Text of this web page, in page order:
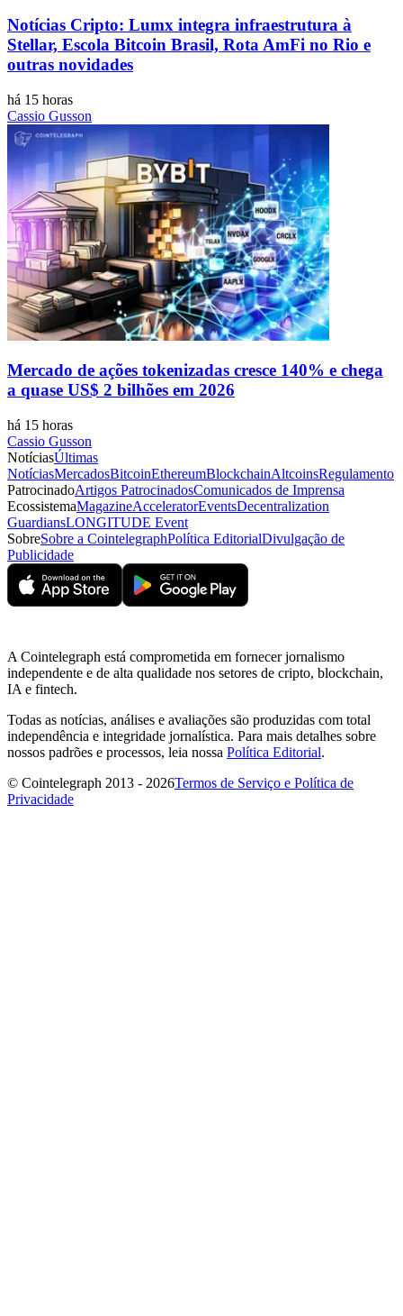
Notícias Cripto: Lumx integra infraestrutura à
Stellar, Escola Bitcoin Brasil, Rota AmFi no Rio e
outras novidades
há 15 horas
Cassio Gusson
Mercado de ações tokenizadas cresce 140% e chega
a quase US$ 2 bilhões em 2026
há 15 horas
Cassio Gusson
NotíciasÚltimas
NotíciasMercadosBitcoinEthereumBlockchainAltcoinsRegulamento
PatrocinadoArtigos PatrocinadosComunicados de Imprensa
EcossistemaMagazineAcceleratorEventsDecentralization
GuardiansLONGITUDE Event
SobreSobre a CointelegraphPolítica EditorialDivulgação de
Publicidade
A Cointelegraph está comprometida em fornecer jornalismo
independente e de alta qualidade nos setores de cripto, blockchain,
IA e fintech.
Todas as notícias, análises e avaliações são produzidas com total
independência e integridade jornalística. Para mais detalhes sobre
nossos padrões e processos, leia nossa Política Editorial.
© Cointelegraph 2013 - 2026Termos de Serviço e Política de
Privacidade